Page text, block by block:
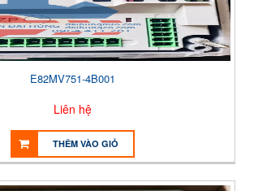
E82MV751-4B001
Liên hệ
THÊM VÀO GIỎ